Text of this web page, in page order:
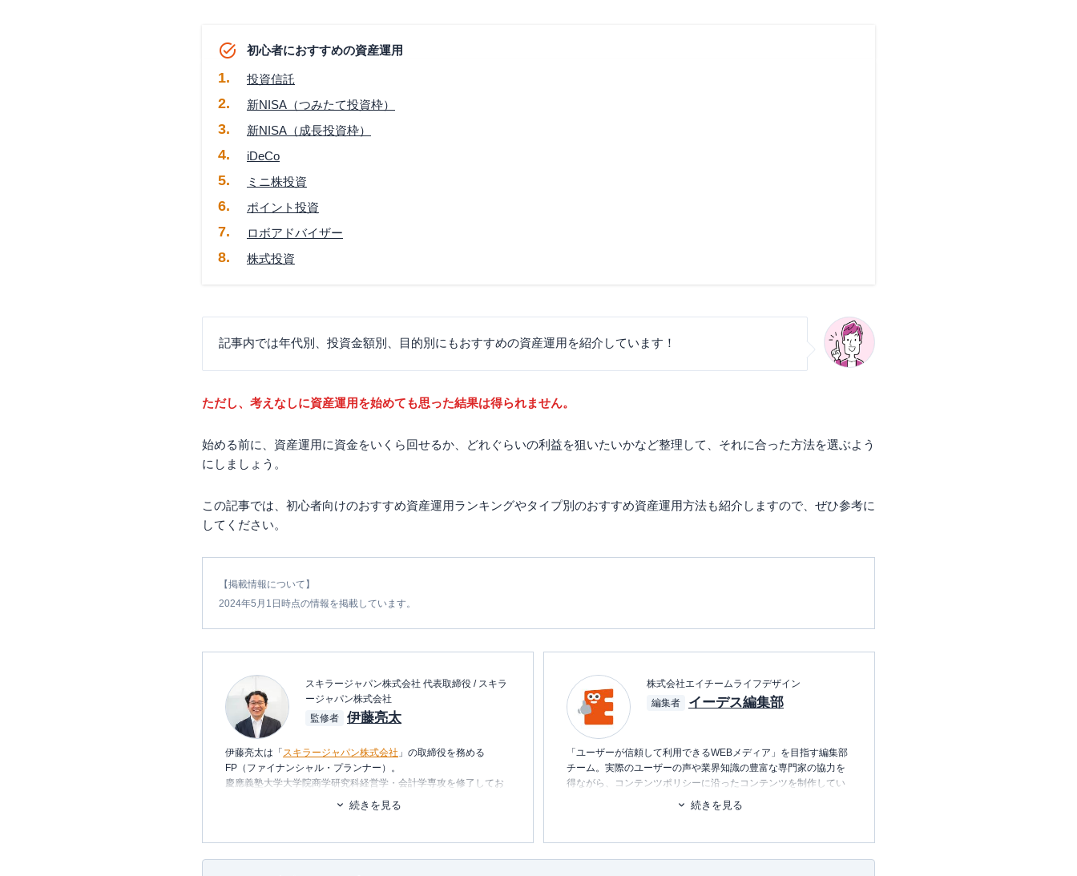
初心者におすすめの資産運用
投資信託
新NISA（つみたて投資枠）
新NISA（成長投資枠）
iDeCo
ミニ株投資
ポイント投資
ロボアドバイザー
株式投資
記事内では年代別、投資金額別、目的別にもおすすめの資産運用を紹介しています！
ただし、考えなしに資産運用を始めても思った結果は得られません。
始める前に、資産運用に資金をいくら回せるか、どれぐらいの利益を狙いたいかなど整理して、それに合った方法を選ぶよう
にしましょう。
この記事では、初心者向けのおすすめ資産運用ランキングやタイプ別のおすすめ資産運用方法も紹介しますので、ぜひ参考に
してください。
【掲載情報について】
2024年5月1日時点の情報を掲載しています。
スキラージャパン株式会社 代表取締役 / スキラ
ージャパン株式会社
監修者
伊藤亮太
伊藤亮太は「 スキラージャパン株式会社 」の取締役を務める
FP（ファイナンシャル・プランナー）。
慶應義塾大学大学院商学研究科経営学・会計学専攻を修了してお
その後、証券会社にて営業・経営企画・社長秘書・投資銀行業務
現在は富裕層個人の資産設計を中心としたマネー・ライフプラン
の提案・策定・サポート等を行う傍ら、資産運用に関連するセミ
続きを見る
株式会社エイチームライフデザイン
編集者
イーデス編集部
「ユーザーが信頼して利用できるWEBメディア」を目指す編集部
チーム。実際のユーザーの声や業界知識の豊富な専門家の協力を
得ながら、コンテンツポリシーに沿ったコンテンツを制作してい
ます。暮らしに関するトピックを中心に、読者の「まよい」を解
消し、最適な選択を支援するためのコンテンツを制作中です。
■書籍
初心者でもわかる！お金に関するアレコレの選び方BOOK
続きを見る